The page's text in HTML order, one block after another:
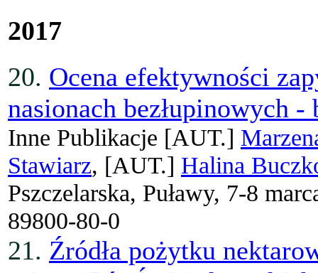
2017
20. Ocena efektywności
nasionach bezłupinowych -
Inne Publikacje [AUT.]
Stawiarz, [AUT.] Halina
Pszczelarska, Puławy, 7-8
89800-80-0
21. Źródła pożytku